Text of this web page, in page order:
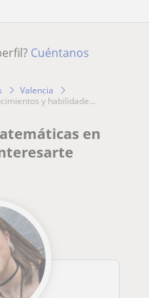
Cuéntanos
Valencia
y habilidade...
en